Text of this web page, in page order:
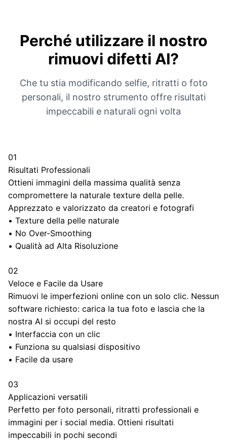
Perché utilizzare il nostro
rimuovi difetti AI?
Che tu stia modificando selfie, ritratti o foto
personali, il nostro strumento offre risultati
impeccabili e naturali ogni volta
01
Risultati Professionali
Ottieni immagini della massima qualità senza
compromettere la naturale texture della pelle.
Apprezzato e valorizzato da creatori e fotografi
• Texture della pelle naturale
• No Over-Smoothing
• Qualità ad Alta Risoluzione
02
Veloce e Facile da Usare
Rimuovi le imperfezioni online con un solo clic. Nessun
software richiesto: carica la tua foto e lascia che la
nostra AI si occupi del resto
• Interfaccia con un clic
• Funziona su qualsiasi dispositivo
• Facile da usare
03
Applicazioni versatili
Perfetto per foto personali, ritratti professionali e
immagini per i social media. Ottieni risultati
impeccabili in pochi secondi